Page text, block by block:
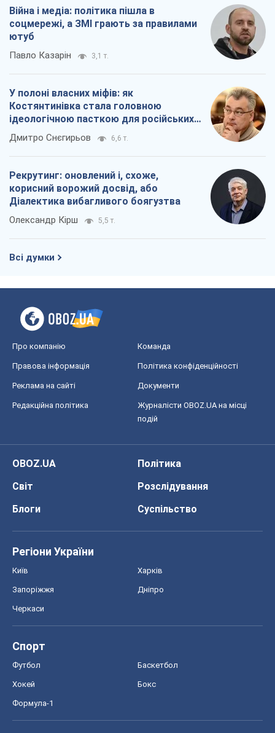
Війна і медіа: політика пішла в
соцмережі, а ЗМІ грають за правилами
ютуб
Павло Казарін 3,1 т.
У полоні власних міфів: як
Костянтинівка стала головною
ідеологічною пасткою для російських
окупантів
Дмитро Снєгирьов 6,6 т.
Рекрутинг: оновлений і, схоже,
корисний ворожий досвід, або
Діалектика вибагливого боягузтва
Олександр Кірш 5,5 т.
Всі думки
Про компанію Команда
Правова інформація Політика конфіденційності
Реклама на сайті Документи
Редакційна політика
Журналісти OBOZ.UA на місці
подій
OBOZ.UA
Політика
Світ
Розслідування
Блоги
Суспільство
Регіони України
Київ Харків
Запоріжжя Дніпро
Черкаси
Спорт
Футбол Баскетбол
Хокей Бокс
Формула-1